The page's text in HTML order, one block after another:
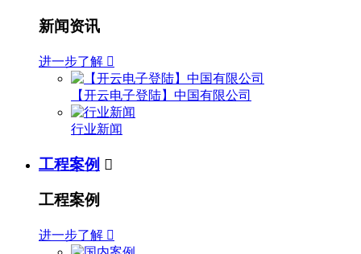
新闻资讯
进一步了解 
【开云电子登陆】中国有限公司
行业新闻
工程案例 
工程案例
进一步了解 